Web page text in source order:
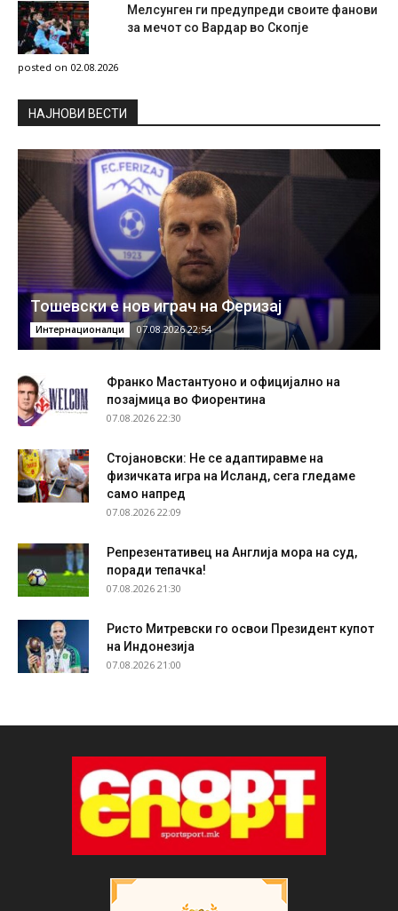
Мелсунген ги предупреди своите фанови
за мечот со Вардар во Скопје
posted on 02.08.2026
НAЈНОВИ ВЕСТИ
Тошевски е нов играч на Феризај
Интернационалци 07.08.2026 22:54
Франко Мастантуоно и официјално на
позајмица во Фиорентина
07.08.2026 22:30
Стојановски: Не се адаптиравме на
физичката игра на Исланд, сега гледаме
само напред
07.08.2026 22:09
Репрезентативец на Англија мора на суд,
поради тепачка!
07.08.2026 21:30
Ристо Митревски го освои Президент купот
на Индонезија
07.08.2026 21:00